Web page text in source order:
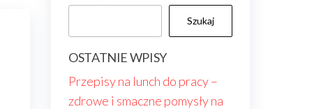
Szukaj
OSTATNIE WPISY
Przepisy na lunch do pracy –
zdrowe i smaczne pomysły na